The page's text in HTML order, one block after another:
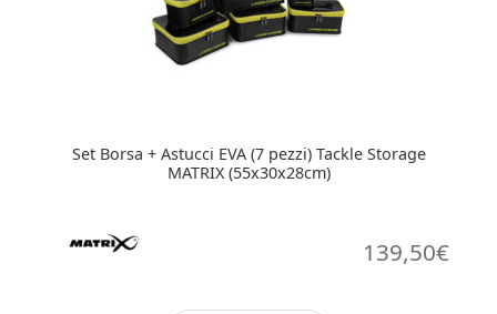
Set Borsa + Astucci EVA (7 pezzi) Tackle Storage
MATRIX (55x30x28cm)
139,50€